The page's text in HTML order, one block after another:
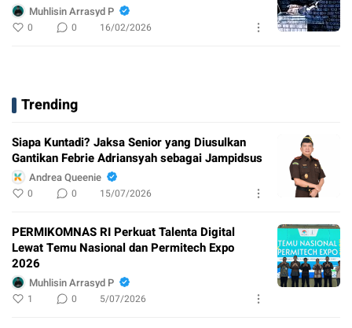
Muhlisin Arrasyd P
0 0 16/02/2026
Trending
Siapa Kuntadi? Jaksa Senior yang Diusulkan
Gantikan Febrie Adriansyah sebagai Jampidsus
Andrea Queenie
0 0 15/07/2026
PERMIKOMNAS RI Perkuat Talenta Digital
Lewat Temu Nasional dan Permitech Expo
2026
Muhlisin Arrasyd P
1 0 5/07/2026